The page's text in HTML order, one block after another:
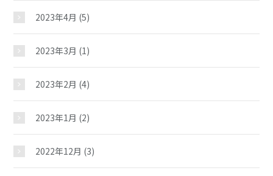
児童クラブ
2023年4月 (5)
2023年3月 (1)
2023年2月 (4)
2023年1月 (2)
2022年12月 (3)